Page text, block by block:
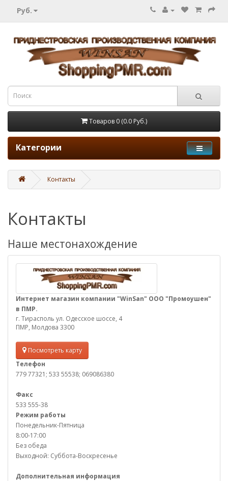
Руб.
Товаров 0 (0.0 Руб.)
Категории
Контакты
Контакты
Наше местонахождение
Интернет магазин компании "WinSan" ООО "Промоушен"
в ПМР.
г. Тирасполь ул. Одесское шоссе, 4
ПМР, Молдова 3300
Посмотреть карту
Телефон
779 77321; 533 55538; 069086380
Факс
533 555-38
Режим работы
Понедельник-Пятница
8:00-17:00
Без обеда
Выходной: Суббота-Воскресенье
Дополнительная информация